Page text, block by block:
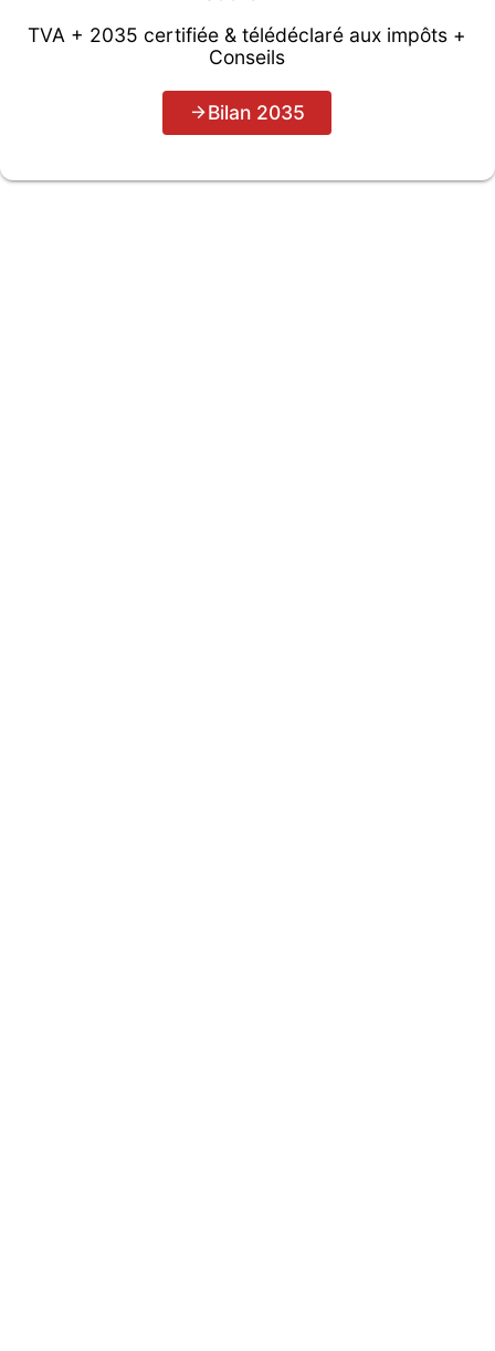
TVA + 2035 certifiée & télédéclaré aux impôts +
Conseils
Bilan 2035